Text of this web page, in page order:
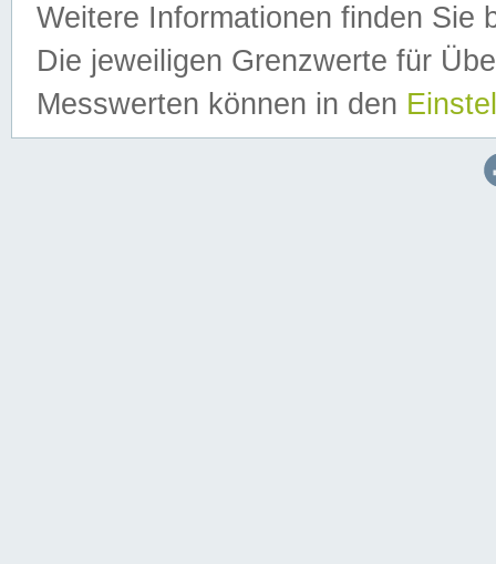
Weitere Informationen finden Sie
Die jeweiligen Grenzwerte für
Messwerten können in den